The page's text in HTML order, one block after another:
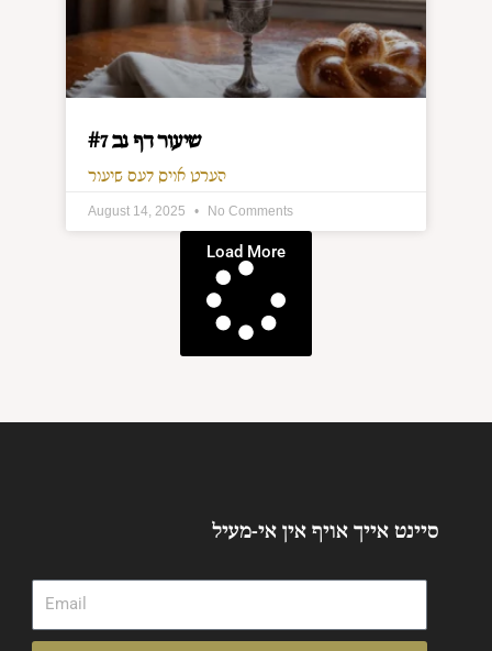
שיעור דף נב #7
הערט אויס דעם שיעור
August 14, 2025 No Comments
Load More
סיינט אייך אויף אין אי-מעיל
Email